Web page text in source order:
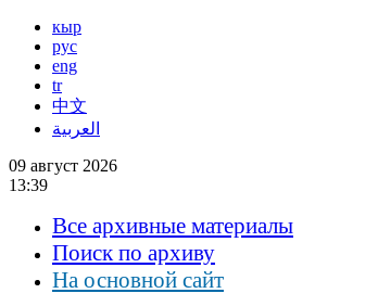
кыр
рус
eng
tr
中文
العربية
09 август 2026
13:39
Все архивные материалы
Поиск по архиву
На основной сайт